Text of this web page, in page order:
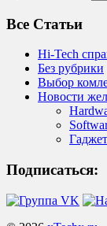
Все Статьи
Hi-Tech
Без рубрики
Выбор
Новости
Подписаться: